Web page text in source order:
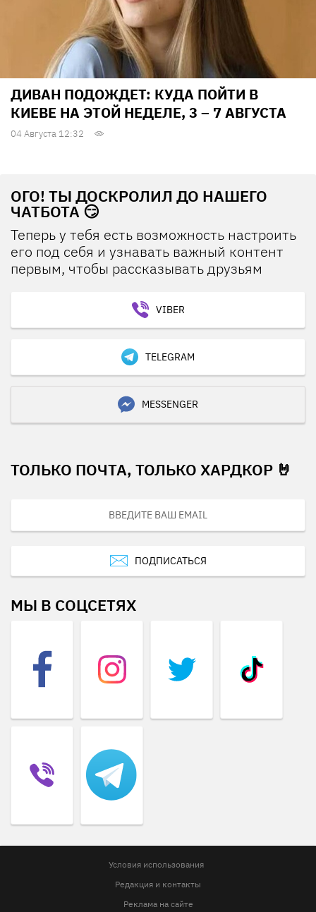
ДИВАН ПОДОЖДЕТ: КУДА ПОЙТИ В
КИЕВЕ НА ЭТОЙ НЕДЕЛЕ, 3 – 7 АВГУСТА
04 Августа 12:32
ОГО! ТЫ ДОСКРОЛИЛ ДО НАШЕГО
ЧАТБОТА 😏
Теперь у тебя есть возможность настроить
его под себя и узнавать важный контент
первым, чтобы рассказывать друзьям
VIBER
TELEGRAM
MESSENGER
ТОЛЬКО ПОЧТА, ТОЛЬКО ХАРДКОР 🤘
ПОДПИСАТЬСЯ
МЫ В СОЦСЕТЯХ
Условия использования
Редакция и контакты
Реклама на сайте